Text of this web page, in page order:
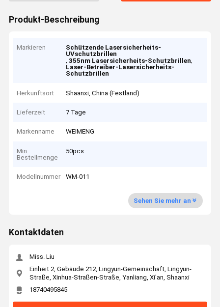
Produkt-Beschreibung
Markieren
Schützende Lasersicherheits-
UVschutzbrillen
,355nm Lasersicherheits-Schutzbrillen,
Laser-Betreiber-Lasersicherheits-
Schutzbrillen
Herkunftsort Shaanxi, China (Festland)
Lieferzeit 7 Tage
Markenname WEIMENG
Min
Bestellmenge
50pcs
Modellnummer WM-011
Sehen Sie mehr an
Kontaktdaten
Miss. Liu
Einheit 2, Gebäude 212, Lingyun-Gemeinschaft, Lingyun-
Straße, Xinhua-Straßen-Straße, Yanliang, Xi'an, Shaanxi
18740495845